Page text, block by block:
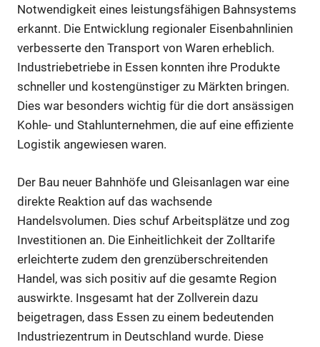
Notwendigkeit eines leistungsfähigen Bahnsystems
erkannt. Die Entwicklung regionaler Eisenbahnlinien
verbesserte den Transport von Waren erheblich.
Industriebetriebe in Essen konnten ihre Produkte
schneller und kostengünstiger zu Märkten bringen.
Dies war besonders wichtig für die dort ansässigen
Kohle- und Stahlunternehmen, die auf eine effiziente
Logistik angewiesen waren.
Der Bau neuer Bahnhöfe und Gleisanlagen war eine
direkte Reaktion auf das wachsende
Handelsvolumen. Dies schuf Arbeitsplätze und zog
Investitionen an. Die Einheitlichkeit der Zolltarife
erleichterte zudem den grenzüberschreitenden
Handel, was sich positiv auf die gesamte Region
auswirkte. Insgesamt hat der Zollverein dazu
beigetragen, dass Essen zu einem bedeutenden
Industriezentrum in Deutschland wurde. Diese